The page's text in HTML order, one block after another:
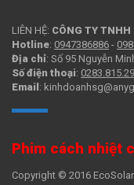
LIÊN HỆ: CÔNG TY TNHH
Hotline: 0947386886 -
Địa chỉ: Số 95 Nguyễn
Số điện thoại:
Email :
Phim cách nhiệt
Copyright © 2016